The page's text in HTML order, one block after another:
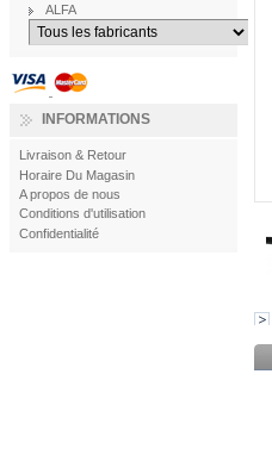
ALFA
INFORMATIONS
Livraison & Retour
Horaire Du Magasin
A propos de nous
Conditions d'utilisation
Confidentialité